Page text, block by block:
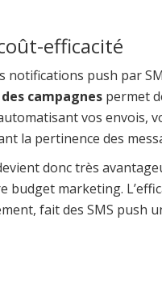
efficacité
notifications push par
campagnes permet
vos envois,
la pertinence des
donc très
marketing.
fait des SMS push